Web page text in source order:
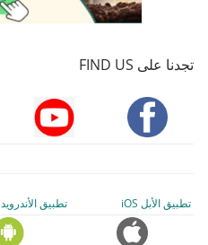
تجدنا على FIND US
تطبيق الأبل iOS تطبيق الأندرويد Android